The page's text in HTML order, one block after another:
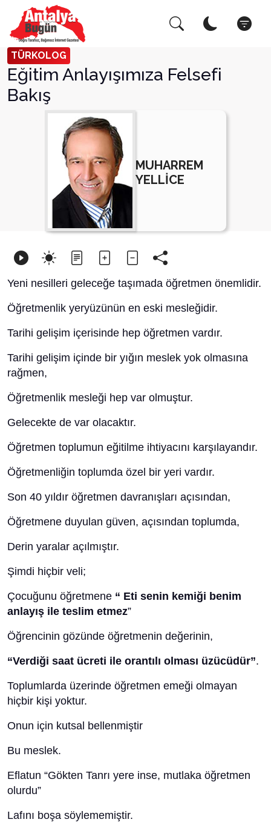
TÜRKOLOG
Eğitim Anlayışımıza Felsefi
Bakış
MUHARREM
YELLİCE
Yeni nesilleri geleceğe taşımada öğretmen önemlidir.
Öğretmenlik yeryüzünün en eski mesleğidir.
Tarihi gelişim içerisinde hep öğretmen vardır.
Tarihi gelişim içinde bir yığın meslek yok olmasına
rağmen,
Öğretmenlik mesleği hep var olmuştur.
Gelecekte de var olacaktır.
Öğretmen toplumun eğitilme ihtiyacını karşılayandır.
Öğretmenliğin toplumda özel bir yeri vardır.
Son 40 yıldır öğretmen davranışları açısından,
Öğretmene duyulan güven, açısından toplumda,
Derin yaralar açılmıştır.
Şimdi hiçbir veli;
Çocuğunu öğretmene “ Eti senin kemiği benim
anlayış ile teslim etmez”
Öğrencinin gözünde öğretmenin değerinin,
“Verdiği saat ücreti ile orantılı olması üzücüdür”.
Toplumlarda üzerinde öğretmen emeği olmayan
hiçbir kişi yoktur.
Onun için kutsal bellenmiştir
Bu meslek.
Eflatun “Gökten Tanrı yere inse, mutlaka öğretmen
olurdu”
Lafını boşa söylememiştir.
Arama Yap! Kapat